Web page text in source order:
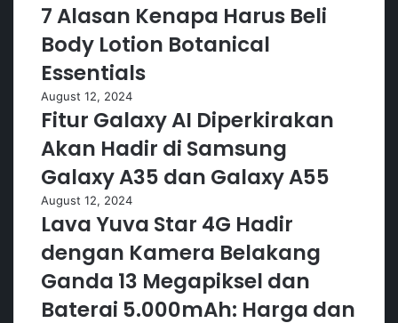
7 Alasan Kenapa Harus Beli
Body Lotion Botanical
Essentials
August 12, 2024
Fitur Galaxy AI Diperkirakan
Akan Hadir di Samsung
Galaxy A35 dan Galaxy A55
August 12, 2024
Lava Yuva Star 4G Hadir
dengan Kamera Belakang
Ganda 13 Megapiksel dan
Baterai 5.000mAh: Harga dan